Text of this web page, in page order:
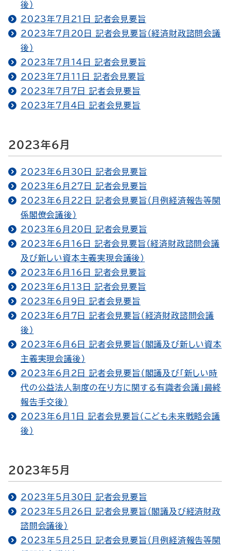
後）
2023年7月21日 記者会見要旨
2023年7月20日 記者会見要旨（経済財政諮問会議
後）
2023年7月14日 記者会見要旨
2023年7月11日 記者会見要旨
2023年7月7日 記者会見要旨
2023年7月4日 記者会見要旨
2023年6月
2023年6月30日 記者会見要旨
2023年6月27日 記者会見要旨
2023年6月22日 記者会見要旨（月例経済報告等関
係閣僚会議後）
2023年6月20日 記者会見要旨
2023年6月16日 記者会見要旨（経済財政諮問会議
及び新しい資本主義実現会議後）
2023年6月16日 記者会見要旨
2023年6月13日 記者会見要旨
2023年6月9日 記者会見要旨
2023年6月7日 記者会見要旨（経済財政諮問会議
後）
2023年6月6日 記者会見要旨（閣議及び新しい資本
主義実現会議後）
2023年6月2日 記者会見要旨（閣議及び「新しい時
代の公益法人制度の在り方に関する有識者会議」最終
報告手交後）
2023年6月1日 記者会見要旨（こども未来戦略会議
後）
2023年5月
2023年5月30日 記者会見要旨
2023年5月26日 記者会見要旨（閣議及び経済財政
諮問会議後）
2023年5月25日 記者会見要旨（月例経済報告等関